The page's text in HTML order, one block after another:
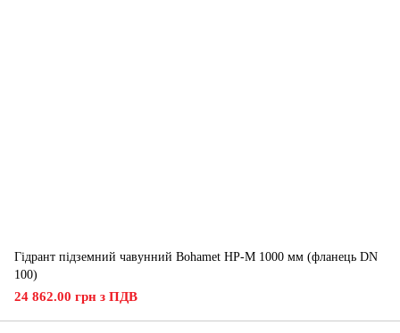
Гідрант підземний чавунний Bohamet HP-M 1000 мм (фланець DN
100)
24 862.00 грн з ПДВ